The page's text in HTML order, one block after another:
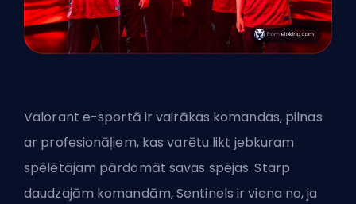
Valorant e-sportā ir vairākas komandas, pilnas
ar profesionāļiem, kas varētu likt jebkuram
spēlētājam pārdomāt savas spējas. Starp
daudzajām komandām, Sentinels ir viena no, ja